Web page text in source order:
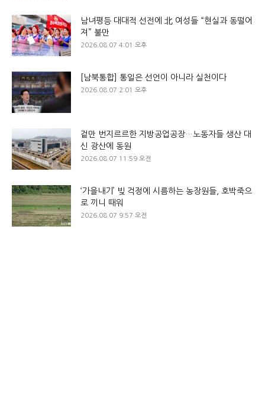
남녀평등 대대적 선전에 北 여성들 “현실과 동떨어
져” 불만
2026.08.07 4:01 오후
[남북통합] 통일은 선언이 아니라 실천이다
2026.08.07 2:01 오후
겉만 번지르르한 지방공업공장…노동자들 생산 대
신 광산에 동원
2026.08.07 11:59 오전
‘가을내기’ 빚 걱정에 시름하는 농장원들, 호박죽으
로 끼니 때워
2026.08.07 9:57 오전